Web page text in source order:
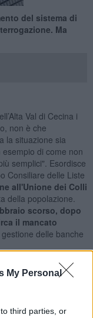
My Personal
third parties, or
del sistema di
Ma
Val di Cecina i
non è che
la situazione sia
esempio di come non
semplici". Esordisce
Consiliare delle Liste
all'Unione dei Colli
della popolazione.
scorso, dopo
il mancato
delle banche
inserire via internet
verifica se si fosse
ne chi era il